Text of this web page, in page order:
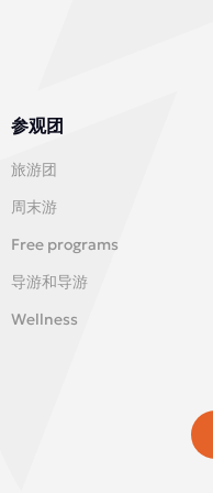
参观团
旅游团
周末游
Free programs
导游和导游
Wellness